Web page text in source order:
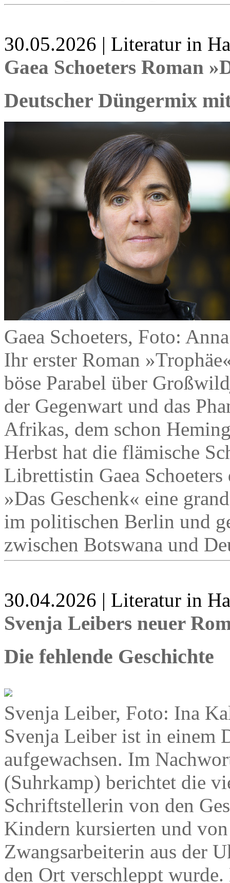
30.05.2026 | Literatur in
Gaea Schoeters Roman
Deutscher Düngermix
Gaea Schoeters, Foto:
Ihr erster Roman
böse Parabel über
der Gegenwart und das
Afrikas, dem schon
Herbst hat die flämische
Librettistin Gaea
»Das Geschenk« eine
im politischen Berlin und
zwischen Botswana und
30.04.2026 | Literatur in
Svenja Leibers neuer
Die fehlende Geschichte
Svenja Leiber, Foto: Ina
Svenja Leiber ist in einem
aufgewachsen. Im
(Suhrkamp) berichtet die
Schriftstellerin von den
Kindern kursierten und
Zwangsarbeiterin aus der
den Ort verschleppt